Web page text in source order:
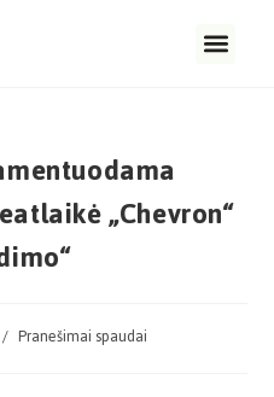
„Chevron“
/ Pranešimai spaudai